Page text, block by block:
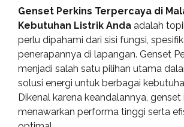
Genset Perkins Terpercaya di
Kebutuhan Listrik Anda adalah
perlu dipahami dari sisi fungsi,
penerapannya di lapangan. Genset
menjadi salah satu pilihan utama
solusi energi untuk berbagai
Dikenal karena keandalannya, genset
menawarkan performa tinggi serta